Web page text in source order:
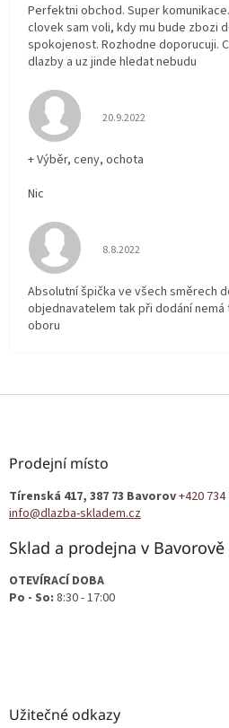
Perfektni obchod. Super
clovek sam voli, kdy mu bude zbozi
spokojenost. Rozhodne doporucuji.
dlazby a uz jinde hledat nebudu
Hodnocení obchodu je
20.9.2022
+ Výběr, ceny, ochota
Nic
Hodnocení obchodu je
8.8.2022
Absolutní špička ve všech směrech
objednavatelem tak při dodání
oboru
Z
Prodejní místo
Tírenská 417, 387 73 Bavorov+420 734
info@dlazba-skladem.cz
Sklad a prodejna v Bavorově
OTEVÍRACÍ DOBA
Po - So: 8:30 - 17:00
Užitečné odkazy